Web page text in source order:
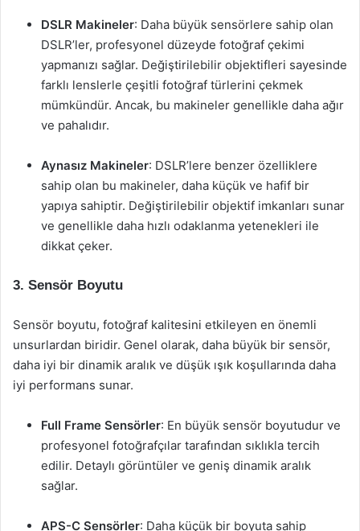
DSLR Makineler: Daha büyük sensörlere sahip olan
DSLR’ler, profesyonel düzeyde fotoğraf çekimi
yapmanızı sağlar. Değiştirilebilir objektifleri sayesinde
farklı lenslerle çeşitli fotoğraf türlerini çekmek
mümkündür. Ancak, bu makineler genellikle daha ağır
ve pahalıdır.
Aynasız Makineler: DSLR’lere benzer özelliklere
sahip olan bu makineler, daha küçük ve hafif bir
yapıya sahiptir. Değiştirilebilir objektif imkanları sunar
ve genellikle daha hızlı odaklanma yetenekleri ile
dikkat çeker.
3. Sensör Boyutu
Sensör boyutu, fotoğraf kalitesini etkileyen en önemli
unsurlardan biridir. Genel olarak, daha büyük bir sensör,
daha iyi bir dinamik aralık ve düşük ışık koşullarında daha
iyi performans sunar.
Full Frame Sensörler: En büyük sensör boyutudur ve
profesyonel fotoğrafçılar tarafından sıklıkla tercih
edilir. Detaylı görüntüler ve geniş dinamik aralık
sağlar.
APS-C Sensörler: Daha küçük bir boyuta sahip